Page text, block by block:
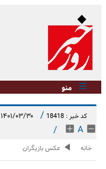
منو
کد خبر : 18418 / ۱۴۰۱/۰۳/۳۰ ۲۲:۰۹:۴۵
A
/
خانه عکس بازیگران